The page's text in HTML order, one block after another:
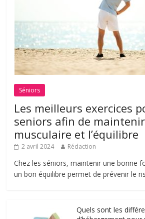
Séniors
Les meilleurs exercices
seniors afin de
musculaire et l’équilibre
2 avril 2024 Rédaction
Chez les séniors, maintenir une bonne
un bon équilibre permet de prévenir le
Quels sont les